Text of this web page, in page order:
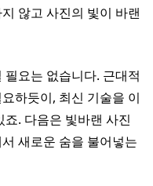
않고 사진의 빛이 바랜
요는 없습니다. 근대적
하듯이, 최신 기술을 이
. 다음은 빛바랜 사진
새로운 숨을 불어넣는